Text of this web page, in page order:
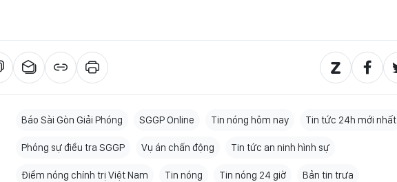
Báo Sài Gòn Giải Phóng SGGP Online Tin nóng hôm nay Tin tức 24h mới nhất
Phóng sự điều tra SGGP Vụ án chấn động Tin tức an ninh hình sự
Điểm nóng chính trị Việt Nam Tin nóng Tin nóng 24 giờ Bản tin trưa